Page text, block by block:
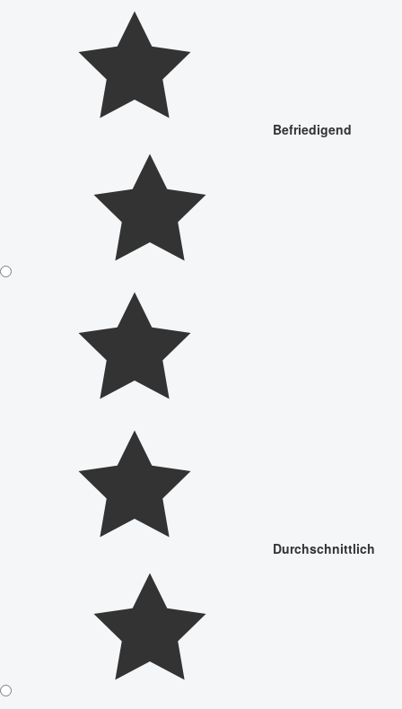
Befriedigend
Durchschnittlich